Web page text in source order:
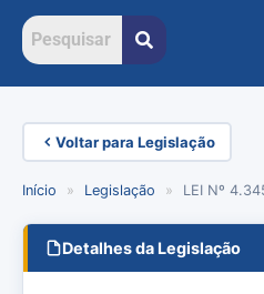
Voltar para Legislação
Início » Legislação » LEI Nº
Detalhes da Legislação